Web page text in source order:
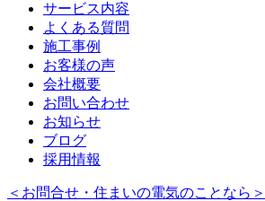
サービス内容
よくある質問
施工事例
お客様の声
会社概要
お問い合わせ
お知らせ
ブログ
採用情報
＜お問合せ・住まいの電気のことなら＞